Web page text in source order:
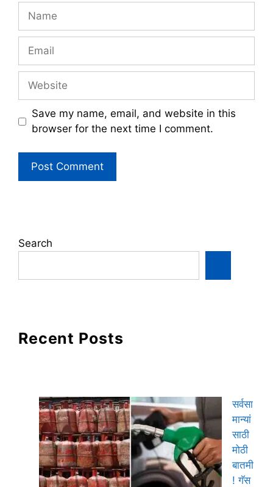
Name
Email
Website
Save my name, email, and website in this
browser for the next time I comment.
Search
Recent Posts
सर्वसा
मान्यां
साठी
मोठी
बातमी
! गॅस